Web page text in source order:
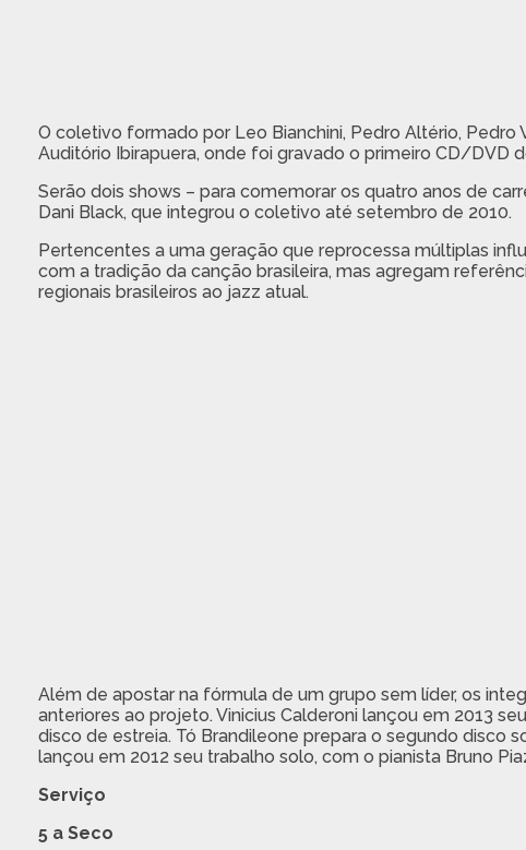
O coletivo formado por Leo Bianchini, Pedro Altério, Pedro
Auditório Ibirapuera, onde foi gravado o primeiro CD/DVD
Serão dois shows – para comemorar os quatro anos de
Dani Black, que integrou o coletivo até setembro de 2010.
Pertencentes a uma geração que reprocessa múltiplas
com a tradição da canção brasileira, mas agregam
regionais brasileiros ao jazz atual.
Além de apostar na fórmula de um grupo sem líder, os
anteriores ao projeto. Vinicius Calderoni lançou em 2013
disco de estreia. Tó Brandileone prepara o segundo disco
lançou em 2012 seu trabalho solo, com o pianista Bruno
Serviço
5 a Seco